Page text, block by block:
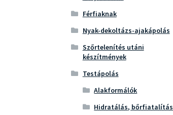
Férfiaknak
Nyak-dekoltázs-ajakápolás
Szőrtelenítés utáni
készítmények
Testápolás
Alakformálók
Hidratálás, bőrfiatalítás